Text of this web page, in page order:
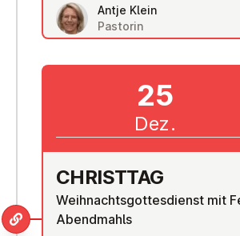
Antje Klein
Pastorin
CHRISTTAG
Weihnachtsgottesdienst mit
Abendmahls
25
Dez.